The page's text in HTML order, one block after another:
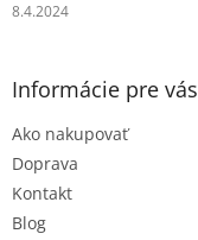
8.4.2024
Informácie pre vás
Ako nakupovať
Doprava
Kontakt
Blog